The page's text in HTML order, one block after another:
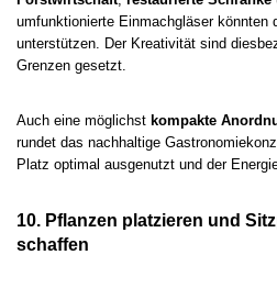
umfunktionierte Einmachgläser könnten
unterstützen. Der Kreativität sind
Grenzen gesetzt.
Auch eine möglichst kompakte
rundet das nachhaltige
Platz optimal ausgenutzt und der
10. Pflanzen platzieren und
schaffen